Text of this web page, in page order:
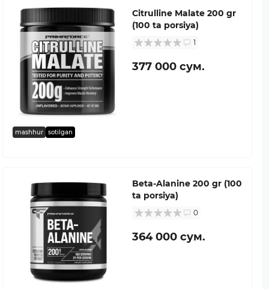
mashhur sotilgan
Citrulline Malate 200 gr
(100 ta porsiya)
1
377 000 сум.
Beta-Alanine 200 gr (100
ta porsiya)
0
364 000 сум.